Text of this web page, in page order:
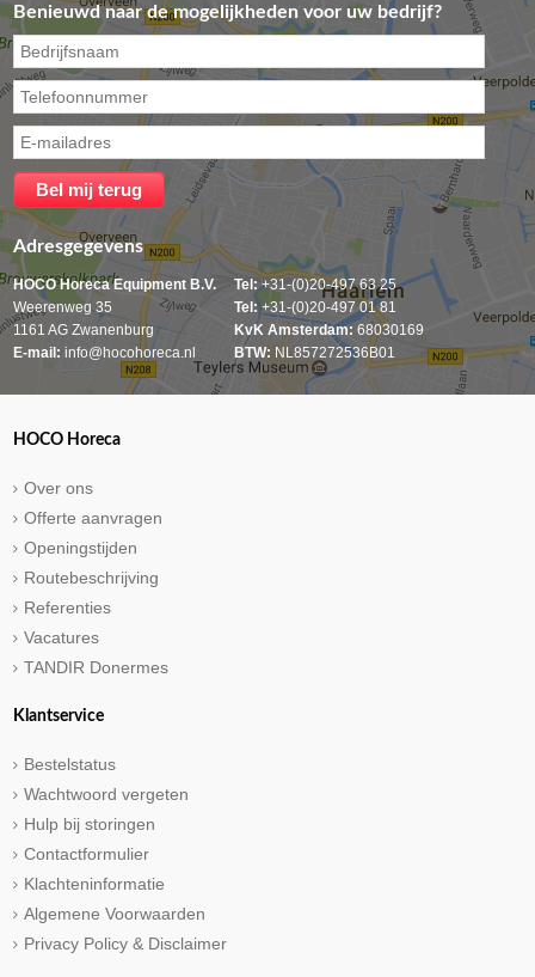
Benieuwd naar de mogelijkheden voor uw bedrijf?
Adresgegevens
HOCO Horeca Equipment B.V.
Weerenweg 35
1161 AG Zwanenburg
E-mail: info@hocohoreca.nl
Tel: +31-(0)20-497 63 25
Tel:+31-(0)20-497 01 81
KvK Amsterdam: 68030169
BTW: NL857272536B01
HOCO Horeca
Over ons
Offerte aanvragen
Openingstijden
Routebeschrijving
Referenties
Vacatures
TANDIR Donermes
Klantservice
Bestelstatus
Wachtwoord vergeten
Hulp bij storingen
Contactformulier
Klachteninformatie
Algemene Voorwaarden
Privacy Policy & Disclaimer